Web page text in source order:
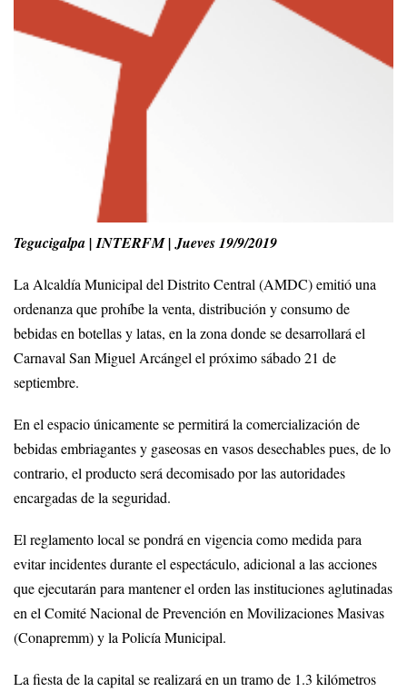
Tegucigalpa | INTERFM | Jueves 19/9/2019
La Alcaldía Municipal del Distrito Central (AMDC) emitió una
ordenanza que prohíbe la venta, distribución y consumo de
bebidas en botellas y latas, en la zona donde se desarrollará el
Carnaval San Miguel Arcángel el próximo sábado 21 de
septiembre.
En el espacio únicamente se permitirá la comercialización de
bebidas embriagantes y gaseosas en vasos desechables pues, de lo
contrario, el producto será decomisado por las autoridades
encargadas de la seguridad.
El reglamento local se pondrá en vigencia como medida para
evitar incidentes durante el espectáculo, adicional a las acciones
que ejecutarán para mantener el orden las instituciones aglutinadas
en el Comité Nacional de Prevención en Movilizaciones Masivas
(Conapremm) y la Policía Municipal.
La fiesta de la capital se realizará en un tramo de 1.3 kilómetros